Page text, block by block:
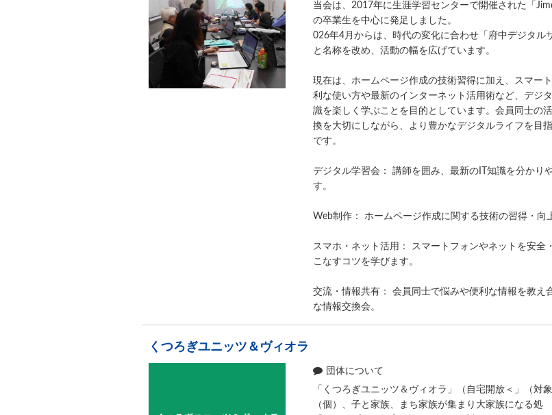
当会は、2017年に生涯学習センターで開催された「
の卒業生を中心に発足しました。
026年4月からは、時代の変化に合わせ「府中デジタル
と名称を改め、活動の幅を広げています。
現在は、ホームページ作成の技術習得に加え、スマー
利な使い方や最新のインターネット活用術など、デジ
識を楽しく学ぶことを目的としています。会員同士の
換を大切にしながら、より豊かなデジタルライフを目
です。
デジタル学習会： 講師を囲み、最新のIT知識を分かり
す。
Web制作： ホームページ作成に関する技術の習得・向
スマホ・ネット活用： スマートフォンやネットを安全
こなすコツを学びます。
交流・情報共有： 会員同士で悩みや便利な情報を教え
な情報交換会。
くつろぎユニッツ＆ヴィオラ
団体について
「くつろぎユニッツ＆ヴィオラ」（自宅開放＜」（対
（個）、子と家族、まち家族が集まり大家族になる処